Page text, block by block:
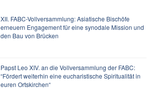
XII. FABC-Vollversammlung: Asiatische Bischöfe
erneuern Engagement für eine synodale Mission und
den Bau von Brücken
Papst Leo XIV. an die Vollversammlung der FABC:
“Fördert weiterhin eine eucharistische Spiritualität in
euren Ortskirchen“